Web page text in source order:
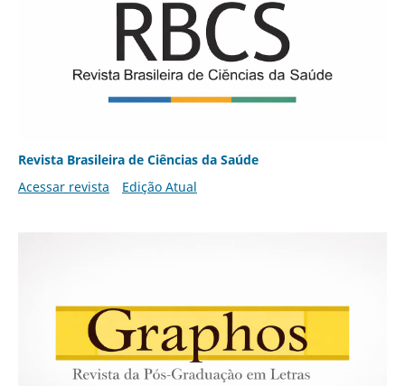
Revista Brasileira de Ciências da Saúde
Acessar revista
Edição Atual